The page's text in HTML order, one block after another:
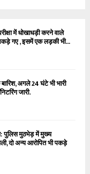
में धोखाधड़ी करने वाले
गए , इसमें एक लड़की भी...
अगले 24 घंटे भी भारी
जारी.
पुलिस मुठभेड़ में मुख्य
दो अन्य आरोपित भी पकड़े